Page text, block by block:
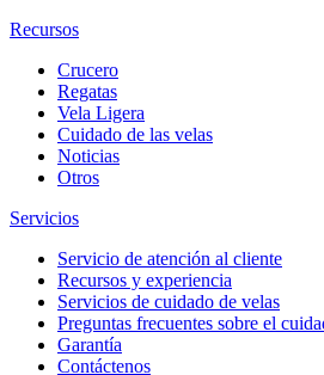
Recursos
Crucero
Regatas
Vela Ligera
Cuidado de las velas
Noticias
Otros
Servicios
Servicio de atención al cliente
Recursos y experiencia
Servicios de cuidado de velas
Preguntas frecuentes sobre el
Garantía
Contáctenos